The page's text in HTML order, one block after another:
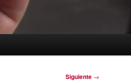
Siguiente →